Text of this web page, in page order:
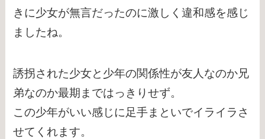
きに少女が無言だったのに激しく違和感を感じ
ましたね。
誘拐された少女と少年の関係性が友人なのか兄
弟なのか最期まではっきりせず。
この少年がいい感じに足手まといでイライラさ
せてくれます。